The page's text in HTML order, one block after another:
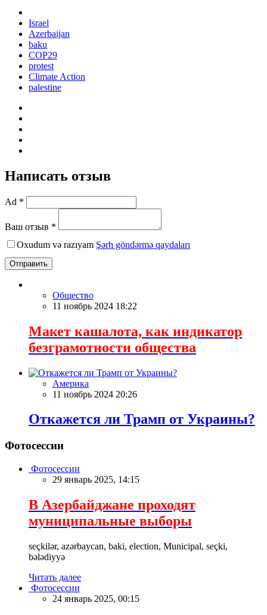
Israel
Azerbaijan
baku
COP29
protest
Climate Action
palestine
Написать отзыв
Ad *
Ваш отзыв *
Oxudum və razıyam Şərh göndərmə qaydaları
Отправить
Общество
11 ноябрь 2024 18:22
Макет кашалота, как индикатор
безграмотности общества
Америка
11 ноябрь 2024 20:26
Откажется ли Трамп от Украины?
Фотосессии
Фотосессии
29 январь 2025, 14:15
В Азербайджане проходят
муниципальные выборы
seçkilər, azərbaycan, baki, election, Municipal, seçki,
bələdiyyə
Читать далее
Фотосессии
24 январь 2025, 00:15